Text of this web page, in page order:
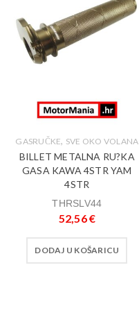
GASRUČKE, SVE OKO VOLANA
BILLET METALNA RU?KA
GASA KAWA 4STR YAM
4STR
THRSLV44
52,56€
DODAJ U KOŠARICU